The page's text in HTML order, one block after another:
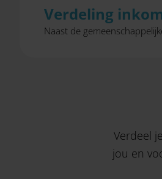
Verdeling
Naast de
Verdeel
jou en